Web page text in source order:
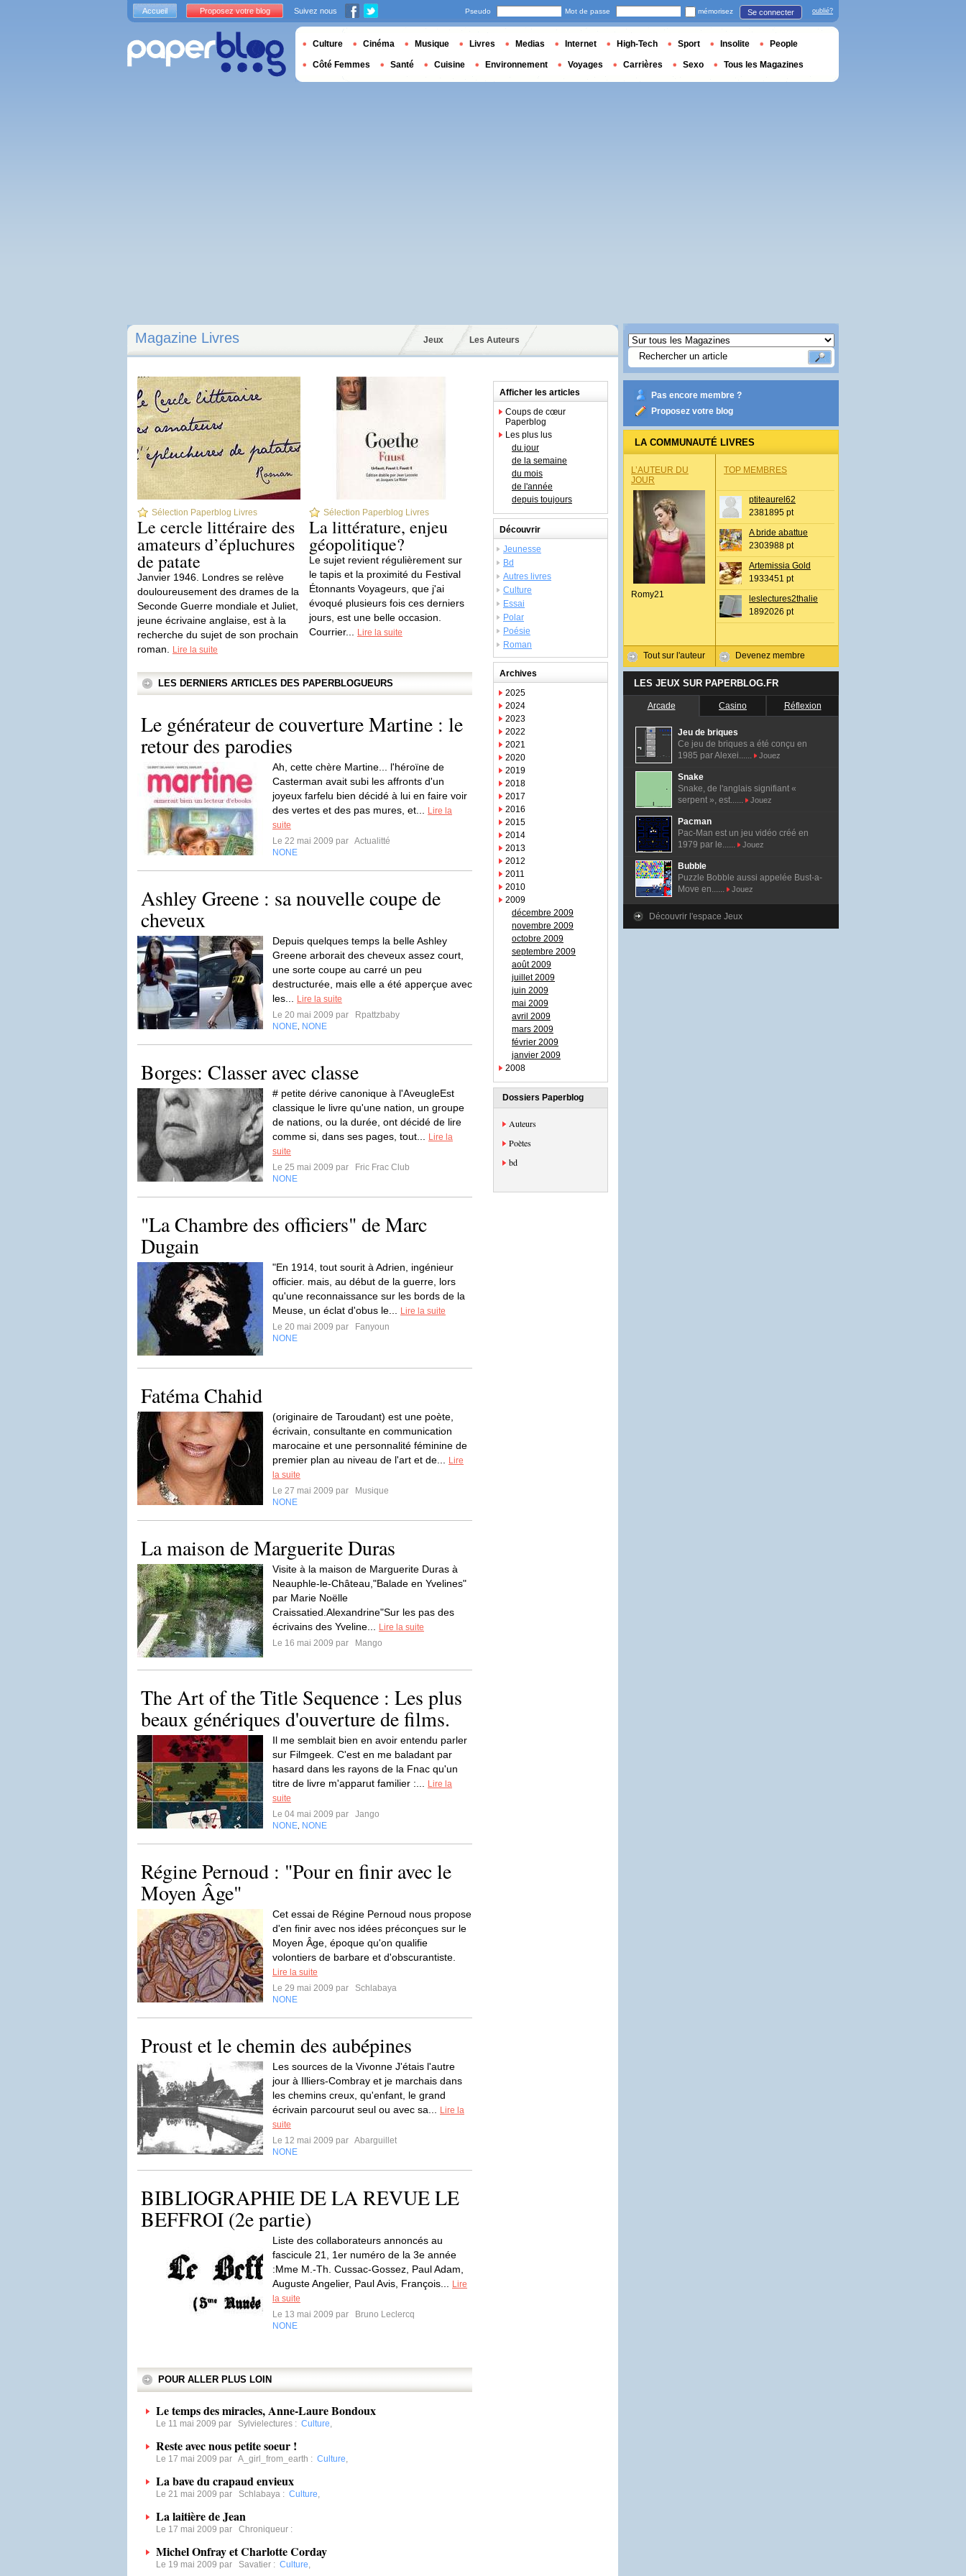
Magazine Livres Jeux Les Auteurs
Sélection Paperblog Livres
Le cercle littéraire des
amateurs d’épluchures
de patate
Janvier 1946. Londres se relève
douloureusement des drames de la
Seconde Guerre mondiale et Juliet,
jeune écrivaine anglaise, est à la
recherche du sujet de son prochain
roman.
Lire la suite
Sélection Paperblog Livres
La littérature, enjeu
géopolitique?
Le sujet revient régulièrement sur
le tapis et la proximité du Festival
Étonnants Voyageurs, que j'ai
évoqué plusieurs fois ces derniers
jours, est une belle occasion.
Courrier...
Lire la suite
LES DERNIERS ARTICLES DES PAPERBLOGUEURS
Le générateur de couverture Martine : le
retour des parodies
Ah, cette chère Martine... l'héroïne de
Casterman avait subi les affronts d'un
joyeux farfelu bien décidé à lui en faire voir
des vertes et des pas mures, et...
Lire la
suite
Le 22 mai 2009 par Actualitté
NONE
Ashley Greene : sa nouvelle coupe de
cheveux
Depuis quelques temps la belle Ashley
Greene arborait des cheveux assez court,
une sorte coupe au carré un peu
destructurée, mais elle a été apperçue avec
les...
Lire la suite
Le 20 mai 2009 par
Rpattzbaby
NONE NONE
Borges: Classer avec classe
# petite dérive canonique à l'AveugleEst
classique le livre qu'une nation, un groupe
de nations, ou la durée, ont décidé de lire
comme si, dans ses pages, tout...
Lire la
suite
Le 25 mai 2009 par
Fric Frac Club
NONE
"La Chambre des officiers" de Marc
Dugain
"En 1914, tout sourit à Adrien, ingénieur
officier. mais, au début de la guerre, lors
qu'une reconnaissance sur les bords de la
Meuse, un éclat d'obus le...
Lire la suite
Le 20 mai 2009 par
Fanyoun
NONE
Fatéma Chahid
(originaire de Taroudant) est une poète,
écrivain, consultante en communication
marocaine et une personnalité féminine de
premier plan au niveau de l'art et de...
Lire
la suite
Le 27 mai 2009 par
Musique
NONE
La maison de Marguerite Duras
Visite à la maison de Marguerite Duras à
Neauphle-le-Château,"Balade en Yvelines"
par Marie Noëlle
Craissatied.Alexandrine"Sur les pas des
écrivains des Yveline...
Lire la suite
Le 16 mai 2009 par
Mango
The Art of the Title Sequence : Les plus
beaux génériques d'ouverture de films.
Il me semblait bien en avoir entendu parler
sur Filmgeek. C'est en me baladant par
hasard dans les rayons de la Fnac qu'un
titre de livre m'apparut familier :...
Lire la
suite
Le 04 mai 2009 par
Jango
NONE NONE
Régine Pernoud : "Pour en finir avec le
Moyen Âge"
Cet essai de Régine Pernoud nous propose
d'en finir avec nos idées préconçues sur le
Moyen Âge, époque qu'on qualifie
volontiers de barbare et d'obscurantiste.
Lire la suite
Le 29 mai 2009 par
Schlabaya
NONE
Proust et le chemin des aubépines
Les sources de la Vivonne J'étais l'autre
jour à Illiers-Combray et je marchais dans
les chemins creux, qu'enfant, le grand
écrivain parcourut seul ou avec sa...
Lire la
suite
Le 12 mai 2009 par Abarguillet
NONE
BIBLIOGRAPHIE DE LA REVUE LE
BEFFROI (2e partie)
Liste des collaborateurs annoncés au
fascicule 21, 1er numéro de la 3e année
:Mme M.-Th. Cussac-Gossez, Paul Adam,
Auguste Angelier, Paul Avis, François...
Lire
la suite
Le 13 mai 2009 par
Bruno Leclercq
NONE
POUR ALLER PLUS LOIN
Le temps des miracles, Anne-Laure Bondoux
Le 11 mai 2009 par Sylvielectures : Culture,
Reste avec nous petite soeur !
Le 17 mai 2009 par A_girl_from_earth : Culture,
La bave du crapaud envieux
Le 21 mai 2009 par Schlabaya : Culture,
La laitière de Jean
Le 17 mai 2009 par Chroniqueur :
Michel Onfray et Charlotte Corday
Le 19 mai 2009 par Savatier : Culture,
Afficher les articles
Coups de cœur
Paperblog
Les plus lus
du jour
de la semaine
du mois
de l'année
depuis toujours
Découvrir
Jeunesse
Bd
Autres livres
Culture
Essai
Polar
Poésie
Roman
Archives
2025
2024
2023
2022
2021
2020
2019
2018
2017
2016
2015
2014
2013
2012
2011
2010
2009
décembre 2009
novembre 2009
octobre 2009
septembre 2009
août 2009
juillet 2009
juin 2009
mai 2009
avril 2009
mars 2009
février 2009
janvier 2009
2008
Dossiers Paperblog
Auteurs
Poètes
bd
Pas encore membre ?
Proposez votre blog
LA COMMUNAUTÉ LIVRES
L’AUTEUR DU
JOUR
Romy21
Tout sur l'auteur
TOP MEMBRES
ptiteaurel62
2381895 pt
A bride abattue
2303988 pt
Artemissia Gold
1933451 pt
leslectures2thalie
1892026 pt
Devenez membre
LES JEUX SUR PAPERBLOG.FR
Arcade Casino Réflexion
Jeu de briques
Ce jeu de briques a été conçu en
1985 par Alexei......
Jouez
Snake
Snake, de l'anglais signifiant «
serpent », est......
Jouez
Pacman
Pac-Man est un jeu vidéo créé en
1979 par le......
Jouez
Bubble
Puzzle Bobble aussi appelée Bust-a-
Move en......
Jouez
Découvrir l'espace Jeux
Accueil Proposez votre blog Suivez nous Pseudo Mot de passe mémorisez Se connecter oublié?
Culture Cinéma Musique Livres Medias Internet High-Tech Sport Insolite People
Côté Femmes Santé Cuisine Environnement Voyages Carrières Sexo Tous les Magazines